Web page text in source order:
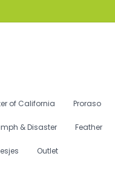
of California Proraso
& Disaster Feather
Outlet